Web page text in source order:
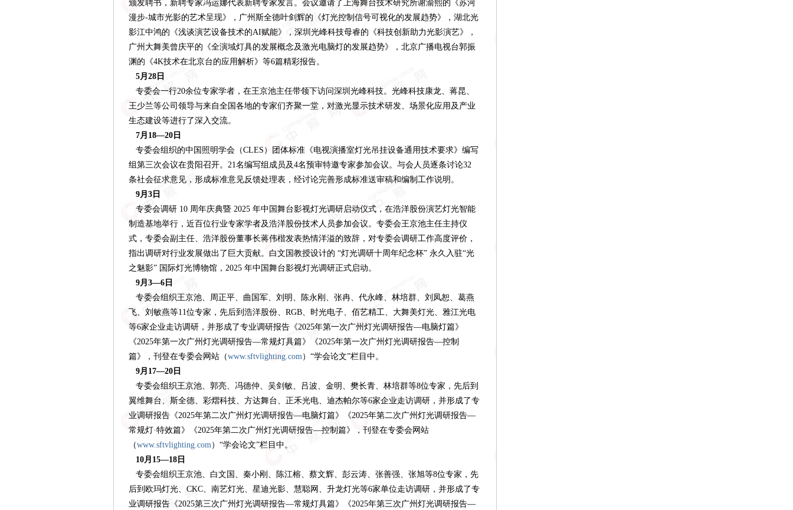
颁发聘书，新聘专家冯运娜代表新聘专家发言。会议邀请了上海舞台技术研究所谢渝熙的《苏河
漫步-城市光影的艺术呈现》，广州斯全德叶剑辉的《灯光控制信号可视化的发展趋势》，湖北光
影江中鸿的《浅谈演艺设备技术的AI赋能》，深圳光峰科技母睿的《科技创新助力光影演艺》，
广州大舞美曾庆平的《全演域灯具的发展概念及激光电脑灯的发展趋势》，北京广播电视台郭振
渊的《4K技术在北京台的应用解析》等6篇精彩报告。
5月28日
专委会一行20余位专家学者，在王京池主任带领下访问深圳光峰科技。光峰科技康龙、蒋昆、
王少兰等公司领导与来自全国各地的专家们齐聚一堂，对激光显示技术研发、场景化应用及产业
生态建设等进行了深入交流。
7月18—20日
专委会组织的中国照明学会（CLES）团体标准 《电视演播室灯光吊挂设备通用技术要求》 编写
组第三次会议在贵阳召开。 21名编写组成员及4名预审特邀专家参加会议。与会人员逐条讨论32
条社会征求意见，形成标准意见反馈处理表，经讨论完善形成标准送审稿和编制工作说明。
9月3日
专委会调研 10 周年庆典暨 2025 年中国舞台影视灯光调研启动仪式，在浩洋股份演艺灯光智能
制造基地举行，近百位行业专家学者及浩洋股份技术人员参加会议。专委会王京池主任主持仪
式，专委会副主任、浩洋股份董事长蒋伟楷发表热情洋溢的致辞，对专委会调研工作高度评价，
指出调研对行业发展做出了巨大贡献。白文国教授设计的 “灯光调研十周年纪念杯” 永久入驻“光
之魅影” 国际灯光博物馆，2025 年中国舞台影视灯光调研正式启动。
9月3—6日
专委会组织王京池、周正平、曲国军、刘明、陈永刚、张冉、代永峰、林培群、刘凤恕、葛燕
飞、刘敏燕等11位专家，先后到浩洋股份、RGB、时光电子、佰艺精工、大舞美灯光、雅江光电
等6家企业走访调研，并形成了专业调研报告《2025年第一次广州灯光调研报告—电脑灯篇》
《2025年第一次广州灯光调研报告—常规灯具篇》《2025年第一次广州灯光调研报告—控制
篇》，刊登在专委会网站（www.sftvlighting.com） “学会论文”栏目中。
9月17—20日
专委会组织王京池、郭亮、冯德仲、吴剑敏、吕波、金明、樊长青、林培群等8位专家，先后到
翼维舞台、斯全德、彩熠科技、方达舞台、正禾光电、迪杰帕尔等6家企业走访调研，并形成了专
业调研报告《2025年第二次广州灯光调研报告—电脑灯篇》《2025年第二次广州灯光调研报告—
常规灯·特效篇》《2025年第二次广州灯光调研报告—控制篇》，刊登在专委会网站
（www.sftvlighting.com） “学会论文”栏目中。
10月15—18日
专委会组织王京池、白文国、秦小刚、陈江榕、蔡文辉、彭云涛、张善强、张旭等8位专家，先
后到欧玛灯光、CKC、南艺灯光、星迪光影、慧聪网、升龙灯光等6家单位走访调研，并形成了专
业调研报告《2025第三次广州灯光调研报告—常规灯具篇》《2025年第三次广州灯光调研报告—